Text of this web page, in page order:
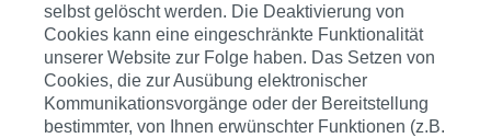
selbst gelöscht werden. Die Deaktivierung von
Cookies kann eine eingeschränkte Funktionalität
unserer Website zur Folge haben. Das Setzen von
Cookies, die zur Ausübung elektronischer
Kommunikationsvorgänge oder der Bereitstellung
bestimmter, von Ihnen erwünschter Funktionen (z.B.